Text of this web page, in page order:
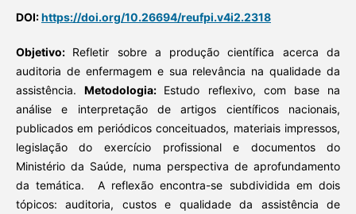
DOI:https://doi.org/10.26694/reufpi.v4i2.2318
Objetivo: Refletir sobre a produção científica acerca da
auditoria de enfermagem e sua relevância na qualidade da
assistência.Metodologia: Estudo reflexivo, com base na
análise e interpretação de artigos científicos nacionais,
publicados em periódicos conceituados, materiais impressos,
legislação do exercício profissional e documentos do
Ministério da Saúde, numa perspectiva de aprofundamento
da temática. A reflexão encontra-se subdividida em dois
tópicos: auditoria, custos e qualidade da assistência de